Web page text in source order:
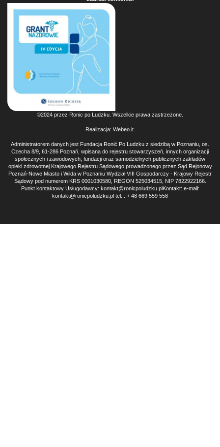
©2024 przez Ronic po Ludzku. Wszelkie prawa zastrzeżone.
Realizacja: Webeo.it.
Administratorem danych jest Fundacja Ronić Po Ludzku z siedzibą w Poznaniu, os.
Czecha 8/9, 61-286 Poznań, wpisana do rejestru stowarzyszeń, innych organizacji
społecznych i zawodowych, fundacji oraz samodzielnych publicznych zakładów
opieki zdrowotnej Krajowego Rejestru Sądowego prowadzonego przez Sąd Rejonowy
Poznań-Nowe Miasto i Wilda w Poznaniu Wydział VIII Gospodarczy - Krajowy Rejestr
Sądowy pod numerem KRS 0001030580, REGON 525034515, NIP 7822922166.
Punkt kontaktowy Usługodawcy: kontakt@ronicpoludzku.plKontakt: e-mail:
kontakt@ronicpoludzku.pl tel. : + 48 669 559 558